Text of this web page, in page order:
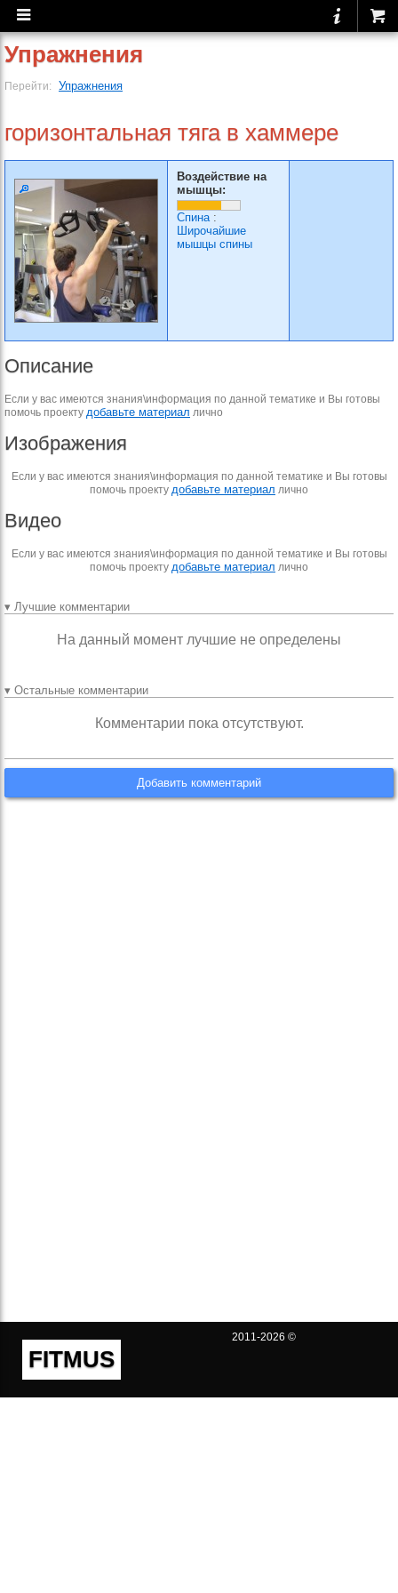
Упражнения
Перейти: Упражнения
горизонтальная тяга в хаммере
Воздействие на
мышцы:
Спина:
Широчайшие
мышцы спины
Описание
Если у вас имеются знания\информация по данной тематике и Вы готовы
помочь проекту добавьте материал лично
Изображения
Если у вас имеются знания\информация по данной тематике и Вы готовы
помочь проекту добавьте материал лично
Видео
Если у вас имеются знания\информация по данной тематике и Вы готовы
помочь проекту добавьте материал лично
▾ Лучшие комментарии
На данный момент лучшие не определены
▾ Остальные комментарии
Комментарии пока отсутствуют.
Добавить комментарий
FITMUS
2011-2026 ©